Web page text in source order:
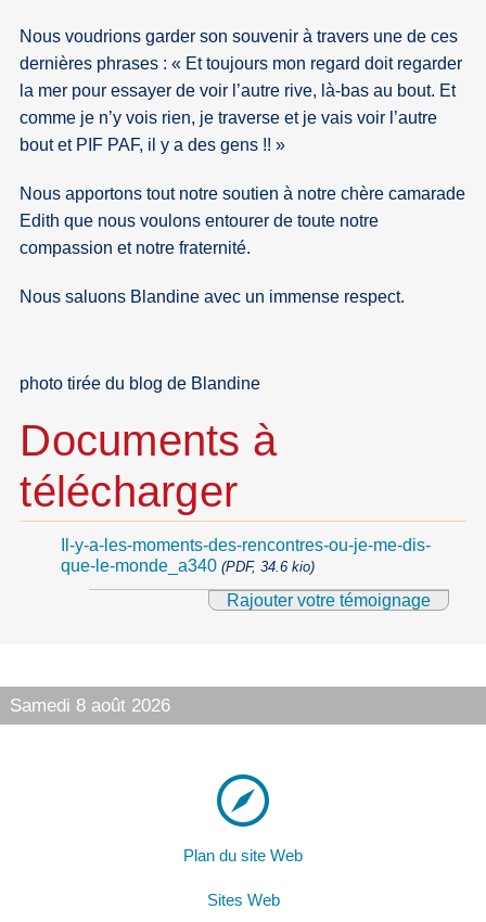
Nous voudrions garder son souvenir à travers une de ces
dernières phrases : « Et toujours mon regard doit regarder
la mer pour essayer de voir l’autre rive, là-bas au bout. Et
comme je n’y vois rien, je traverse et je vais voir l’autre
bout et PIF PAF, il y a des gens !! »
Nous apportons tout notre soutien à notre chère camarade
Edith que nous voulons entourer de toute notre
compassion et notre fraternité.
Nous saluons Blandine avec un immense respect.
photo tirée du blog de Blandine
Documents à
télécharger
Il-y-a-les-moments-des-rencontres-ou-je-me-dis-
que-le-monde_a340 (PDF, 34.6 kio)
Rajouter votre témoignage
Samedi 8 août 2026
Plan du site Web
Sites Web